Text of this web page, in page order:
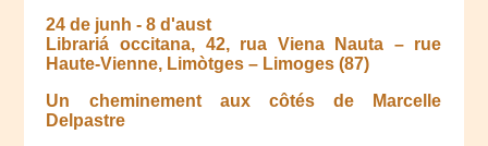
24 de junh -8 d'aust
Librariá occitana, 42, rua Viena Nauta – rue
Haute-Vienne, Limòtges – Limoges (87)
Un cheminement aux côtés de Marcelle
Delpastre